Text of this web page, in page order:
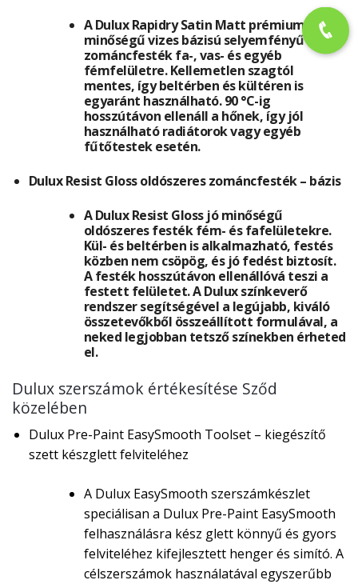
A Dulux Rapidry Satin Matt prémium
minőségű vizes bázisú selyemfényű
zománcfesték fa-, vas- és egyéb
fémfelületre. Kellemetlen szagtól
mentes, így beltérben és kültéren is
egyaránt használható. 90 °C-ig
hosszútávon ellenáll a hőnek, így jól
használható radiátorok vagy egyéb
fűtőtestek esetén.
Dulux Resist Gloss oldószeres zománcfesték – bázis
A Dulux Resist Gloss jó minőségű
oldószeres festék fém- és fafelületekre.
Kül- és beltérben is alkalmazható, festés
közben nem csöpög, és jó fedést biztosít.
A festék hosszútávon ellenállóvá teszi a
festett felületet. A Dulux színkeverő
rendszer segítségével a legújabb, kiváló
összetevőkből összeállított formulával, a
neked legjobban tetsző színekben érheted
el.
Dulux szerszámok értékesítése Sződ
közelében
Dulux Pre-Paint EasySmooth Toolset – kiegészítő
szett készglett felviteléhez
A Dulux EasySmooth szerszámkészlet
speciálisan a Dulux Pre-Paint EasySmooth
felhasználásra kész glett könnyű és gyors
felviteléhez kifejlesztett henger és simító. A
célszerszámok használatával egyszerűbb